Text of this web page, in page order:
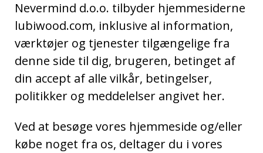
Nevermind d.o.o. tilbyder hjemmesiderne
lubiwood.com, inklusive al information,
værktøjer og tjenester tilgængelige fra
denne side til dig, brugeren, betinget af
din accept af alle vilkår, betingelser,
politikker og meddelelser angivet her.
Ved at besøge vores hjemmeside og/eller
købe noget fra os, deltager du i vores